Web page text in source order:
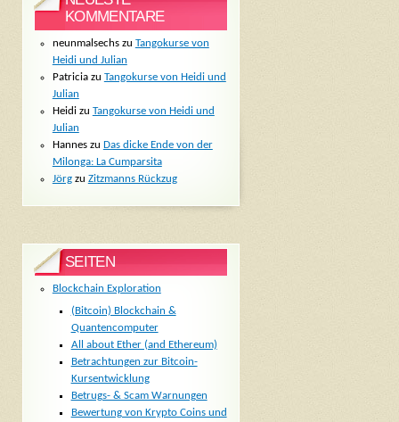
KOMMENTARE
neunmalsechszu Tangokurse von
Heidi und Julian
Patriciazu Tangokurse von Heidi und
Julian
Heidizu Tangokurse von Heidi und
Julian
Hanneszu Das dicke Ende von der
Milonga: La Cumparsita
Jörgzu Zitzmanns Rückzug
SEITEN
Blockchain Exploration
(Bitcoin) Blockchain &
Quantencomputer
All about Ether (and Ethereum)
Betrachtungen zur Bitcoin-
Kursentwicklung
Betrugs- & Scam Warnungen
Bewertung von Krypto Coins und